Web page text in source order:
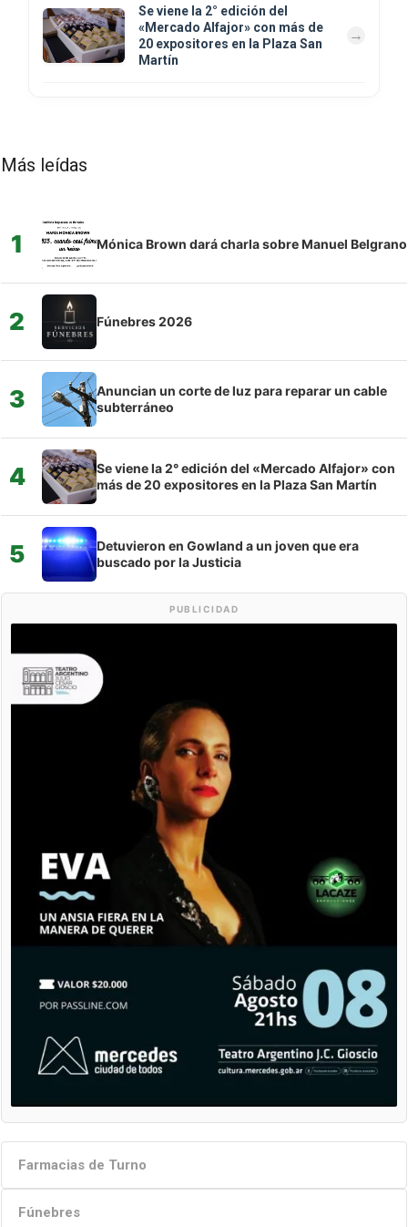
Se viene la 2° edición del
«Mercado Alfajor» con más de
20 expositores en la Plaza San
Martín
Más leídas
1 Mónica Brown dará charla sobre Manuel Belgrano
2 Fúnebres 2026
3
Anuncian un corte de luz para reparar un cable
subterráneo
4
Se viene la 2° edición del «Mercado Alfajor» con
más de 20 expositores en la Plaza San Martín
5
Detuvieron en Gowland a un joven que era
buscado por la Justicia
PUBLICIDAD
Farmacias de Turno
Fúnebres